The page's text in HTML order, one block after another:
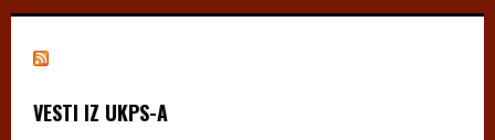
VESTI IZ UKPS-A